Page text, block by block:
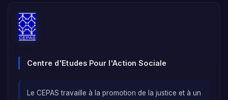
Centre d'Etudes Pour l'Action Sociale
Le CEPAS travaille à la promotion de la justice et à un